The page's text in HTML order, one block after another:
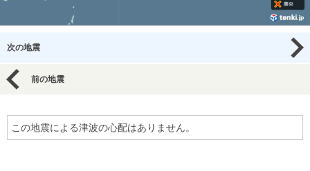
次の地震
前の地震
この地震による津波の心配はありません。